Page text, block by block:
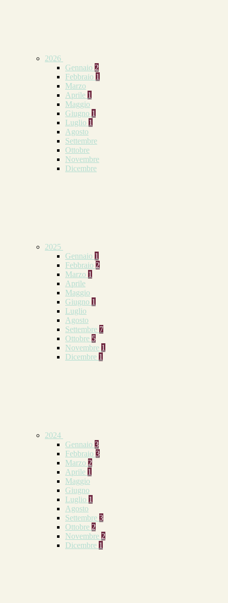
2026
Gennaio 2
Febbraio 1
Marzo
Aprile 1
Maggio
Giugno 1
Luglio 1
Agosto
Settembre
Ottobre
Novembre
Dicembre
2025
Gennaio 1
Febbraio 2
Marzo 1
Aprile
Maggio
Giugno 1
Luglio
Agosto
Settembre 7
Ottobre 5
Novembre 1
Dicembre 1
2024
Gennaio 3
Febbraio 3
Marzo 2
Aprile 1
Maggio
Giugno
Luglio 1
Agosto
Settembre 3
Ottobre 2
Novembre 2
Dicembre 1